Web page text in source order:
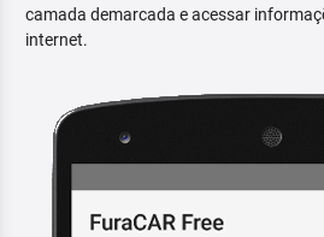
camada demarcada e acessar
internet.